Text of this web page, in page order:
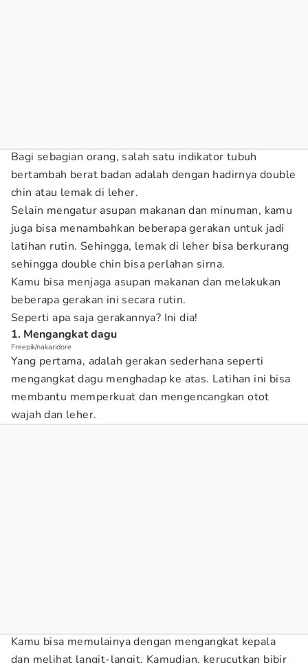
Bagi sebagian orang, salah satu indikator tubuh
bertambah berat badan adalah dengan hadirnya double
chin atau lemak di leher.
Selain mengatur asupan makanan dan minuman, kamu
juga bisa menambahkan beberapa gerakan untuk jadi
latihan rutin. Sehingga, lemak di leher bisa berkurang
sehingga double chin bisa perlahan sirna.
Kamu bisa menjaga asupan makanan dan melakukan
beberapa gerakan ini secara rutin.
Seperti apa saja gerakannya? Ini dia!
1. Mengangkat dagu
Freepik/nakaridore
Yang pertama, adalah gerakan sederhana seperti
mengangkat dagu menghadap ke atas. Latihan ini bisa
membantu memperkuat dan mengencangkan otot
wajah dan leher.
Kamu bisa memulainya dengan mengangkat kepala
dan melihat langit-langit. Kamudian, kerucutkan bibir